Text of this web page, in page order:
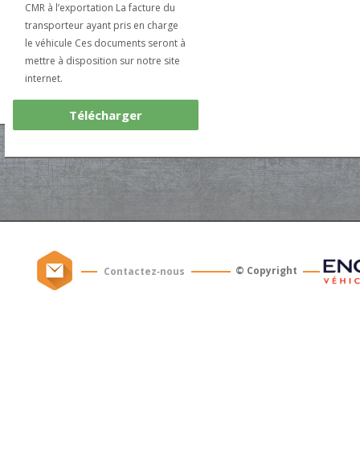
CMR à l’exportation La facture du
transporteur ayant pris en charge
le véhicule Ces documents seront à
mettre à disposition sur notre site
internet.
Télécharger
Contactez‑nous © Copyright